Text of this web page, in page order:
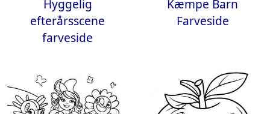
Hyggelig
efterårsscene
farveside
Kæmpe Barn
Farveside